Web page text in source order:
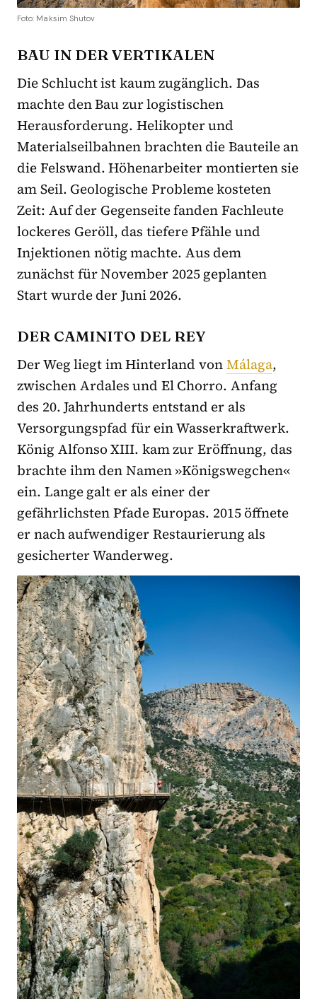
Foto: Maksim Shutov
BAU IN DER VERTIKALEN
Die Schlucht ist kaum zugänglich. Das
machte den Bau zur logistischen
Herausforderung. Helikopter und
Materialseilbahnen brachten die Bauteile an
die Felswand. Höhenarbeiter montierten sie
am Seil. Geologische Probleme kosteten
Zeit: Auf der Gegenseite fanden Fachleute
lockeres Geröll, das tiefere Pfähle und
Injektionen nötig machte. Aus dem
zunächst für November 2025 geplanten
Start wurde der Juni 2026.
DER CAMINITO DEL REY
Der Weg liegt im Hinterland vonMálaga,
zwischen Ardales und El Chorro. Anfang
des 20. Jahrhunderts entstand er als
Versorgungspfad für ein Wasserkraftwerk.
König Alfonso XIII. kam zur Eröffnung, das
brachte ihm den Namen »Königswegchen«
ein. Lange galt er als einer der
gefährlichsten Pfade Europas. 2015 öffnete
er nach aufwendiger Restaurierung als
gesicherter Wanderweg.